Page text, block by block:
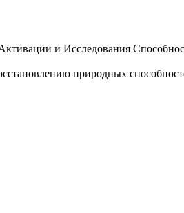
и Исследования
природных